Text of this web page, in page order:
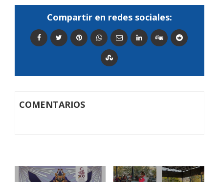
Compartir en redes sociales:
COMENTARIOS